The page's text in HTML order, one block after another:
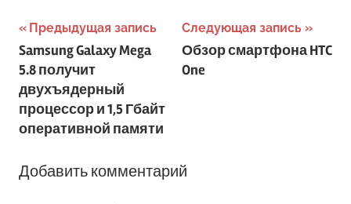
Навигация
по
записям
Предыдущая запись
Samsung Galaxy Mega
5.8 получит
двухъядерный
процессор и 1,5 Гбайт
оперативной памяти
Следующая запись
Обзор смартфона HTC
One
Добавить комментарий